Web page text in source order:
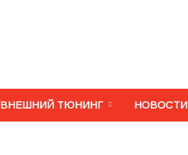
МегаВАЗ.
ВНЕШНИЙ ТЮНИНГ НОВОСТИ